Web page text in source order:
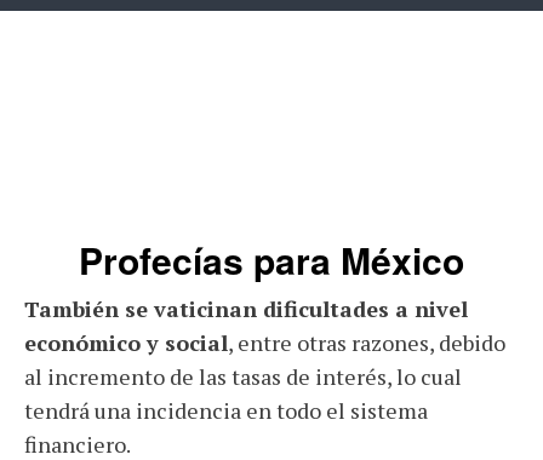
Profecías para México
También se vaticinan dificultades a nivel
económico y social, entre otras razones, debido
al incremento de las tasas de interés, lo cual
tendrá una incidencia en todo el sistema
financiero.